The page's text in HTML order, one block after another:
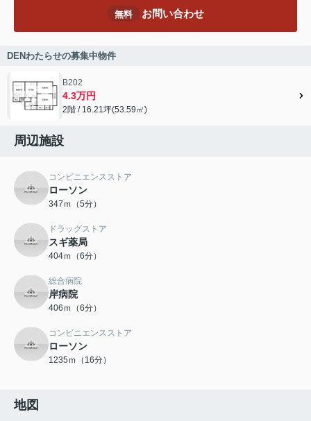
無料 お問い合わせ
DENわたらせの募集中物件
B202
4.3万円
2階 / 16.21坪(53.59㎡)
周辺施設
コンビニエンスストア
ローソン
347ｍ（5分）
ドラッグストア
スギ薬局
404ｍ（6分）
総合病院
岸病院
406ｍ（6分）
コンビニエンスストア
ローソン
1235ｍ（16分）
地図